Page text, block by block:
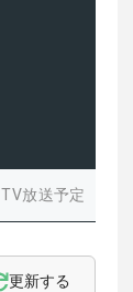
TV放送予定
更新する